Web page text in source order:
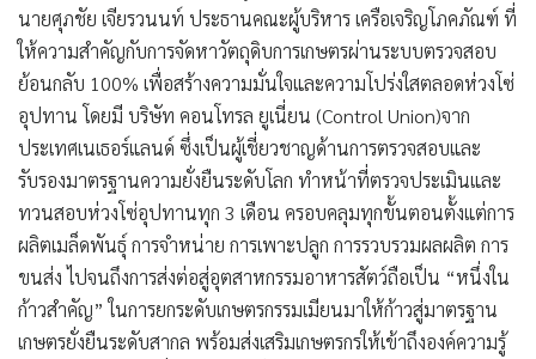
นายศุภชัย เจียรวนนท์ ประธานคณะผู้บริหาร เครือเจริญโภคภัณฑ์ ที่
ให้ความสำคัญกับการจัดหาวัตถุดิบการเกษตรผ่านระบบตรวจสอบ
ย้อนกลับ 100% เพื่อสร้างความมั่นใจและความโปร่งใสตลอดห่วงโซ่
อุปทาน โดยมี บริษัท คอนโทรล ยูเนี่ยน (Control Union)จาก
ประเทศเนเธอร์แลนด์ ซึ่งเป็นผู้เชี่ยวชาญด้านการตรวจสอบและ
รับรองมาตรฐานความยั่งยืนระดับโลก ทำหน้าที่ตรวจประเมินและ
ทวนสอบห่วงโซ่อุปทานทุก 3 เดือน ครอบคลุมทุกขั้นตอนตั้งแต่การ
ผลิตเมล็ดพันธุ์ การจำหน่าย การเพาะปลูก การรวบรวมผลผลิต การ
ขนส่ง ไปจนถึงการส่งต่อสู่อุตสาหกรรมอาหารสัตว์ถือเป็น “หนึ่งใน
ก้าวสำคัญ” ในการยกระดับเกษตรกรรมเมียนมาให้ก้าวสู่มาตรฐาน
เกษตรยั่งยืนระดับสากล พร้อมส่งเสริมเกษตรกรให้เข้าถึงองค์ความรู้